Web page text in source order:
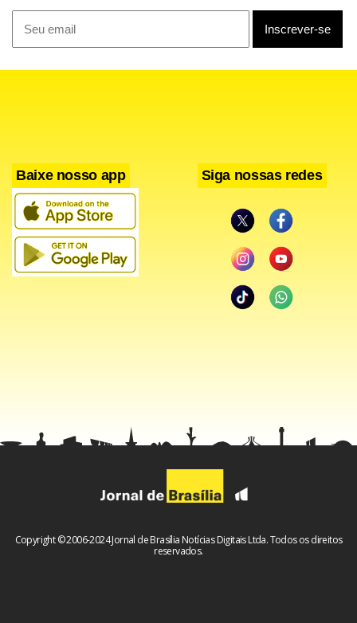
Baixe nosso app Siga nossas redes
Copyright © 2006-2024 Jornal de Brasília Notícias Digitais Ltda. Todos os direitos
reservados.